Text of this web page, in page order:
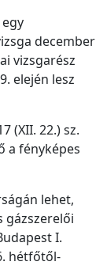
december
vizsgarész
elején lesz
(XII. 22.) sz.
a fényképes
lehet,
gázszerelői
I.
hétfőtől-